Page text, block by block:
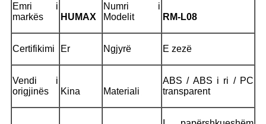
Emri i
markës
HUMAX
Numri i
Modelit
RM-L08
Certifikimi Er Ngjyrë E zezë
Vendi i
origjinës
Kina Materiali
ABS / ABS i ri / PC
transparent